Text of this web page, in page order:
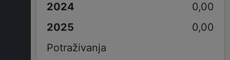
0,00
0,00
Potraživanja